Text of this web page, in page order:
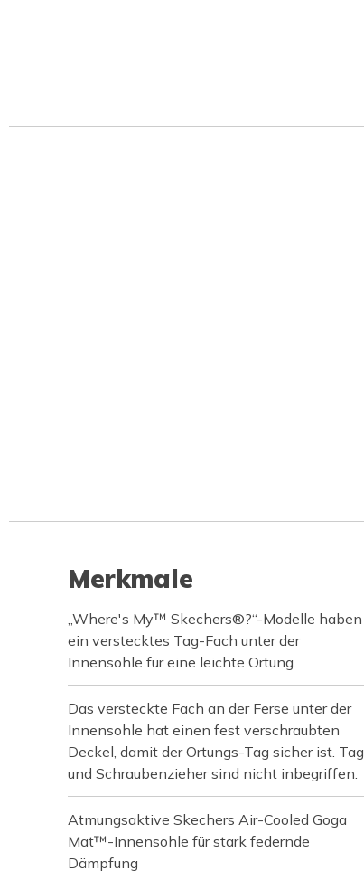
Merkmale
„Where's My™ Skechers®?“-Modelle haben
ein verstecktes Tag-Fach unter der
Innensohle für eine leichte Ortung.
Das versteckte Fach an der Ferse unter der
Innensohle hat einen fest verschraubten
Deckel, damit der Ortungs-Tag sicher ist. Tag
und Schraubenzieher sind nicht inbegriffen.
Atmungsaktive Skechers Air-Cooled Goga
Mat™-Innensohle für stark federnde
Dämpfung